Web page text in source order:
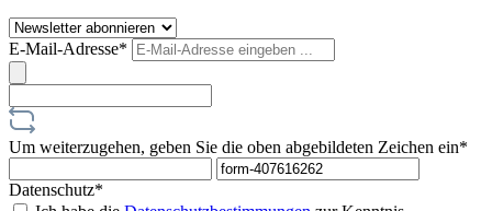
E-Mail-Adresse*
Um weiterzugehen, geben Sie die oben abgebildeten Zeichen ein*
Datenschutz*